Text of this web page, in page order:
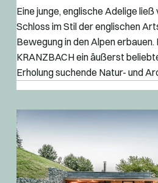
Eine junge, englische Adelige
Schloss im Stil der englischen
Bewegung in den Alpen erbauen.
KRANZBACH ein äußerst
Erholung suchende Natur- und